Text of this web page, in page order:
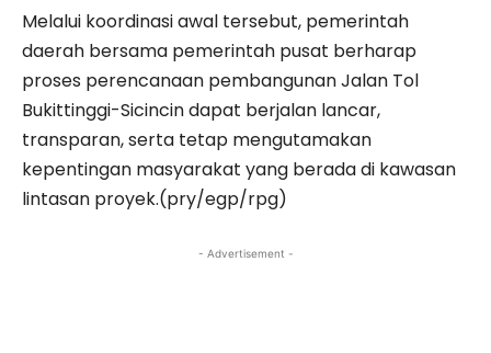
Melalui koordinasi awal tersebut, pemerintah
daerah bersama pemerintah pusat berharap
proses perencanaan pembangunan Jalan Tol
Bukittinggi-Sicincin dapat berjalan lancar,
transparan, serta tetap mengutamakan
kepentingan masyarakat yang berada di kawasan
lintasan proyek.(pry/egp/rpg)
- Advertisement -